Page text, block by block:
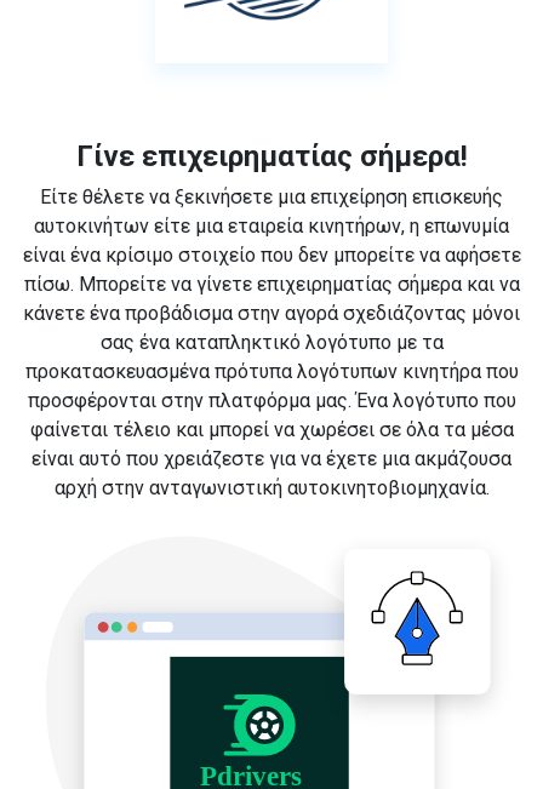
Γίνε επιχειρηματίας σήμερα!
Είτε θέλετε να ξεκινήσετε μια επιχείρηση επισκευής
αυτοκινήτων είτε μια εταιρεία κινητήρων, η επωνυμία
είναι ένα κρίσιμο στοιχείο που δεν μπορείτε να αφήσετε
πίσω. Μπορείτε να γίνετε επιχειρηματίας σήμερα και να
κάνετε ένα προβάδισμα στην αγορά σχεδιάζοντας μόνοι
σας ένα καταπληκτικό λογότυπο με τα
προκατασκευασμένα πρότυπα λογότυπων κινητήρα που
προσφέρονται στην πλατφόρμα μας. Ένα λογότυπο που
φαίνεται τέλειο και μπορεί να χωρέσει σε όλα τα μέσα
είναι αυτό που χρειάζεστε για να έχετε μια ακμάζουσα
αρχή στην ανταγωνιστική αυτοκινητοβιομηχανία.